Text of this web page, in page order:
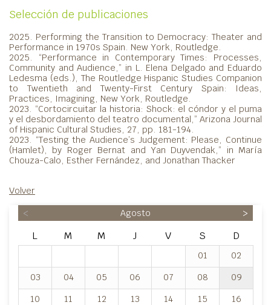
Selección de publicaciones
2025. Performing the Transition to Democracy: Theater and
Performance in 1970s Spain. New York, Routledge.
2025. “Performance in Contemporary Times: Processes,
Community and Audience,” in L. Elena Delgado and Eduardo
Ledesma (eds.), The Routledge Hispanic Studies Companion
to Twentieth and Twenty-First Century Spain: Ideas,
Practices, Imagining, New York, Routledge.
2023. “Cortocircuitar la historia: Shock: el cóndor y el puma
y el desbordamiento del teatro documental,” Arizona Journal
of Hispanic Cultural Studies, 27, pp. 181-194.
2023. “Testing the Audience’s Judgement: Please, Continue
(Hamlet), by Roger Bernat and Yan Duyvendak,” in María
Chouza-Calo, Esther Fernández, and Jonathan Thacker
Volver
< Agosto >
L M M J V S D
01
02
03
04 05 06 07 08
09
10
11 12 13 14 15
16